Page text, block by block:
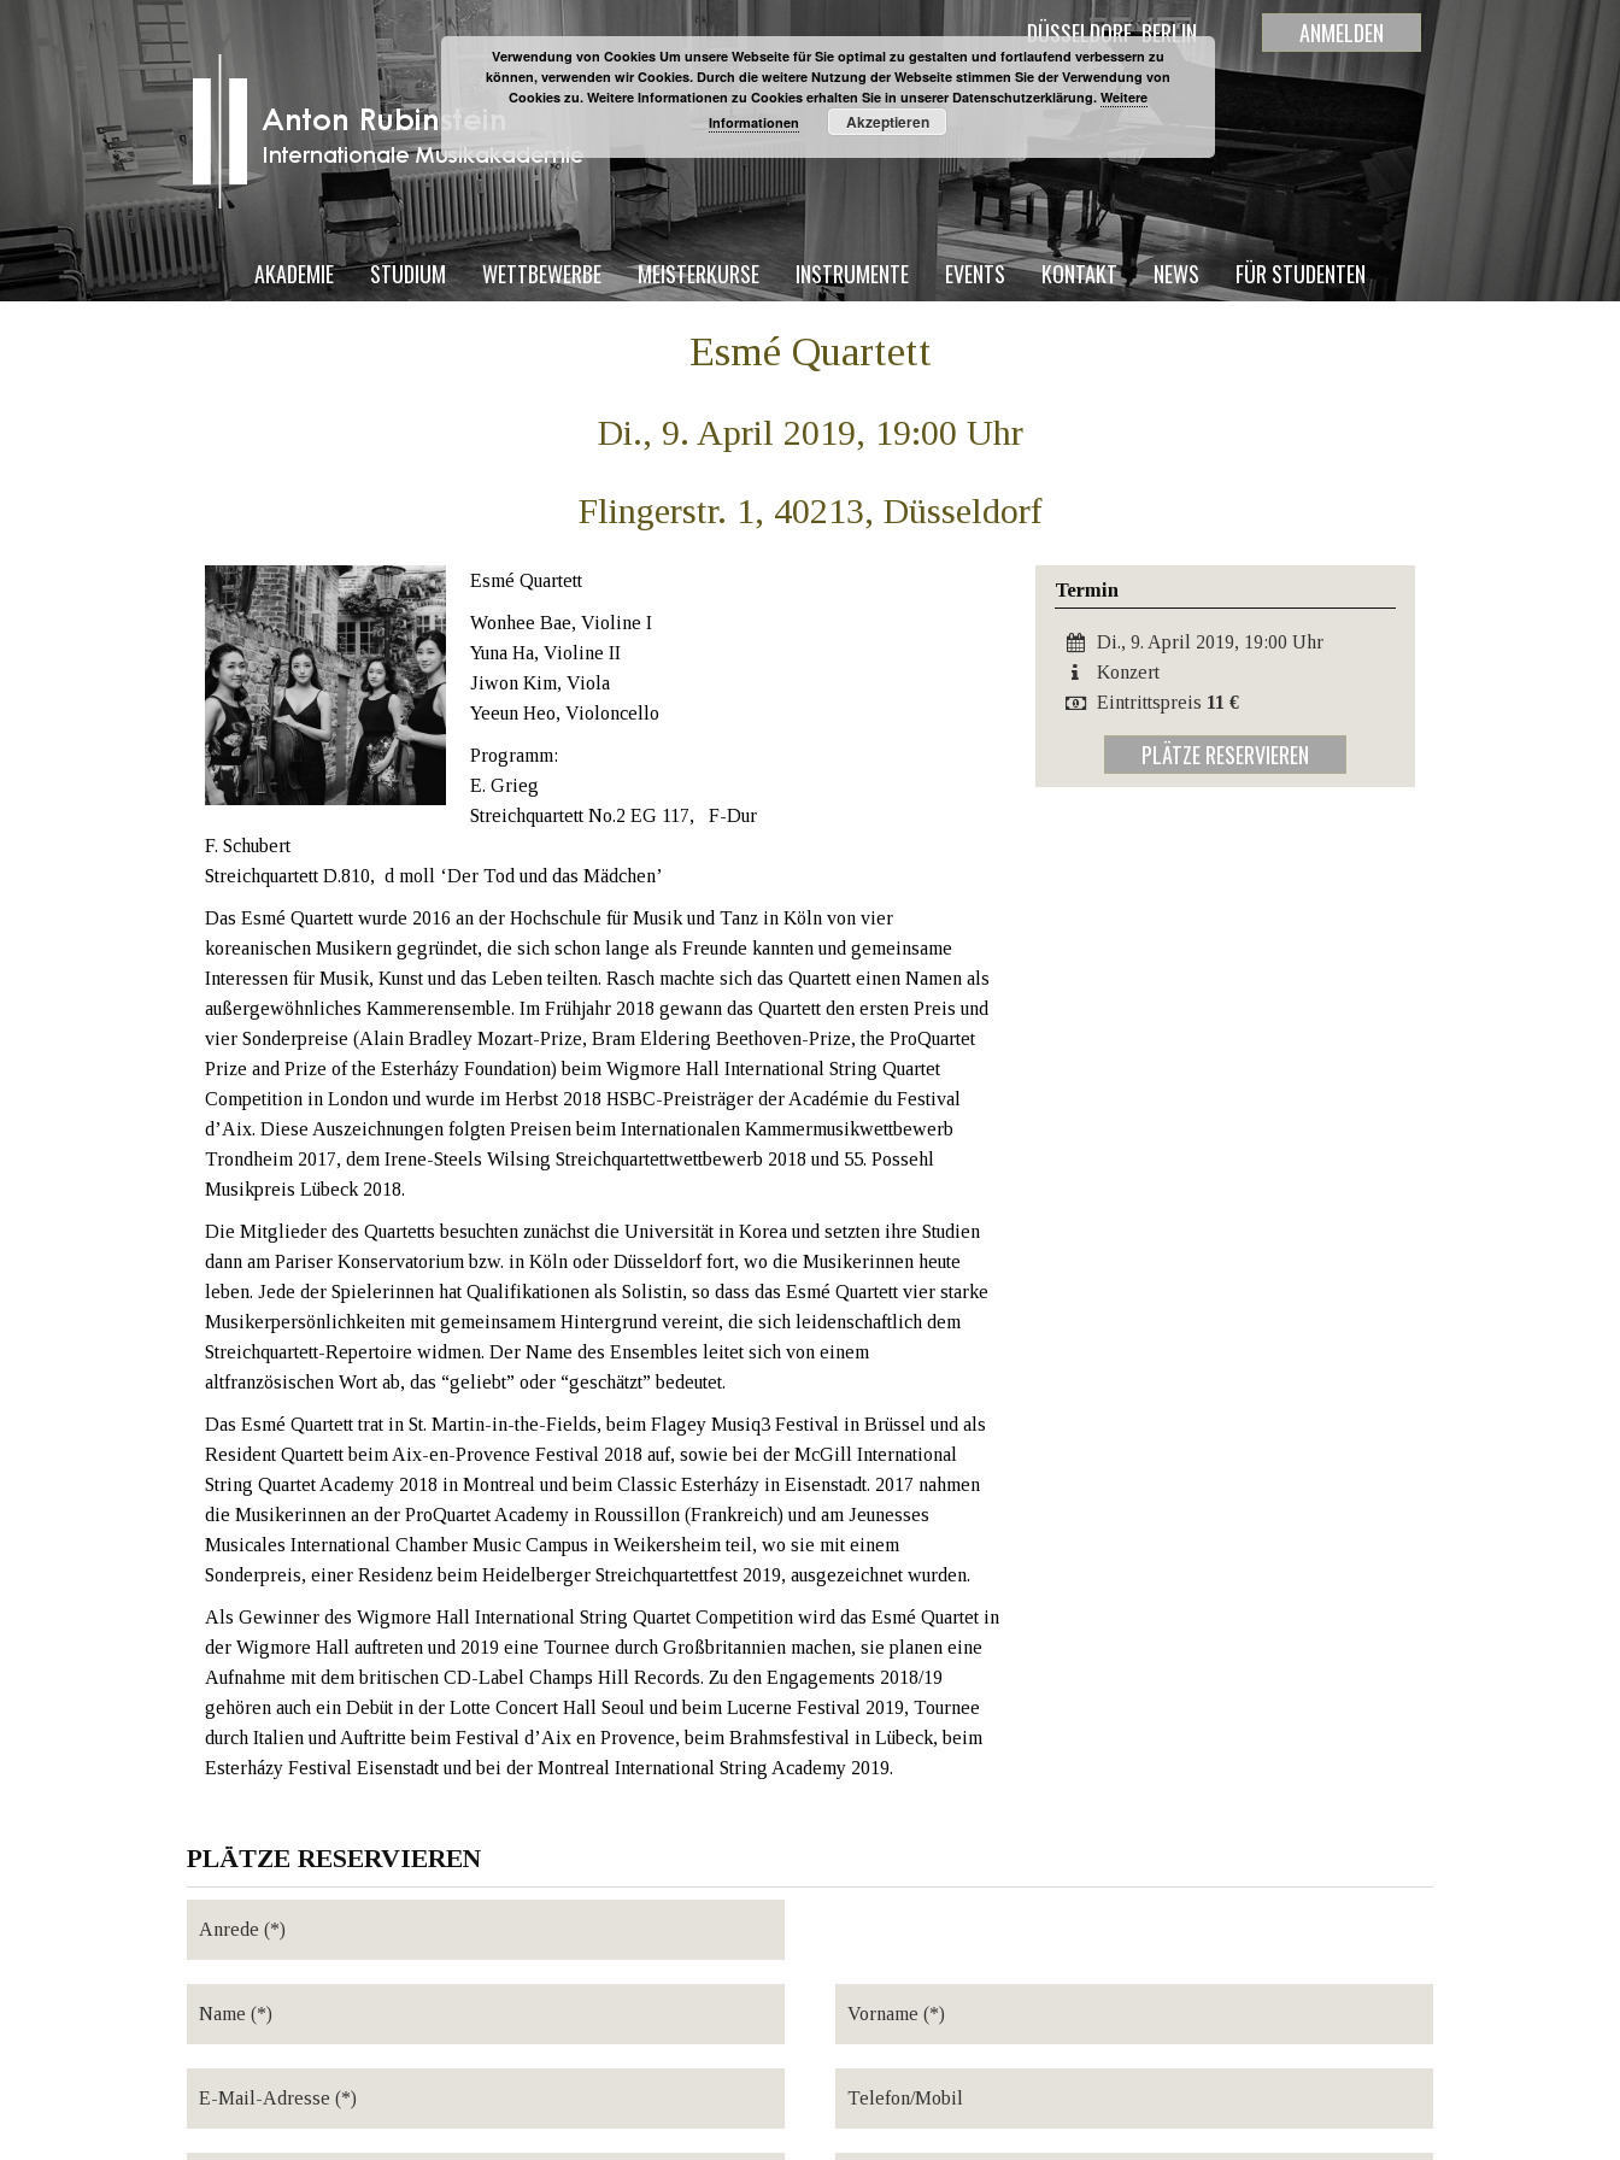
AKADEMIE STUDIUM WETTBEWERBE MEISTERKURSE INSTRUMENTE EVENTS KONTAKT NEWS FÜR STUDENTEN
DÜSSELDORF BERLIN ANMELDEN
Esmé Quartett
Di., 9. April 2019, 19:00 Uhr
Flingerstr. 1, 40213, Düsseldorf
Esmé Quartett
Wonhee Bae, Violine I
Yuna Ha, Violine II
Jiwon Kim, Viola
Yeeun Heo, Violoncello
Programm:
E. Grieg
Streichquartett No.2 EG 117, F-Dur
F. Schubert
Streichquartett D.810, d moll ‘Der Tod und das Mädchen’
Das Esmé Quartett wurde 2016 an der Hochschule für Musik und Tanz in Köln von vier
koreanischen Musikern gegründet, die sich schon lange als Freunde kannten und gemeinsame
Interessen für Musik, Kunst und das Leben teilten. Rasch machte sich das Quartett einen Namen als
außergewöhnliches Kammerensemble. Im Frühjahr 2018 gewann das Quartett den ersten Preis und
vier Sonderpreise (Alain Bradley Mozart-Prize, Bram Eldering Beethoven-Prize, the ProQuartet
Prize and Prize of the Esterházy Foundation) beim Wigmore Hall International String Quartet
Competition in London und wurde im Herbst 2018 HSBC-Preisträger der Académie du Festival
d’Aix. Diese Auszeichnungen folgten Preisen beim Internationalen Kammermusikwettbewerb
Trondheim 2017, dem Irene-Steels Wilsing Streichquartettwettbewerb 2018 und 55. Possehl
Musikpreis Lübeck 2018.
Die Mitglieder des Quartetts besuchten zunächst die Universität in Korea und setzten ihre Studien
dann am Pariser Konservatorium bzw. in Köln oder Düsseldorf fort, wo die Musikerinnen heute
leben. Jede der Spielerinnen hat Qualifikationen als Solistin, so dass das Esmé Quartett vier starke
Musikerpersönlichkeiten mit gemeinsamem Hintergrund vereint, die sich leidenschaftlich dem
Streichquartett-Repertoire widmen. Der Name des Ensembles leitet sich von einem
altfranzösischen Wort ab, das “geliebt” oder “geschätzt” bedeutet.
Das Esmé Quartett trat in St. Martin-in-the-Fields, beim Flagey Musiq3 Festival in Brüssel und als
Resident Quartett beim Aix-en-Provence Festival 2018 auf, sowie bei der McGill International
String Quartet Academy 2018 in Montreal und beim Classic Esterházy in Eisenstadt. 2017 nahmen
die Musikerinnen an der ProQuartet Academy in Roussillon (Frankreich) und am Jeunesses
Musicales International Chamber Music Campus in Weikersheim teil, wo sie mit einem
Sonderpreis, einer Residenz beim Heidelberger Streichquartettfest 2019, ausgezeichnet wurden.
Als Gewinner des Wigmore Hall International String Quartet Competition wird das Esmé Quartet in
der Wigmore Hall auftreten und 2019 eine Tournee durch Großbritannien machen, sie planen eine
Aufnahme mit dem britischen CD-Label Champs Hill Records. Zu den Engagements 2018/19
gehören auch ein Debüt in der Lotte Concert Hall Seoul und beim Lucerne Festival 2019, Tournee
durch Italien und Auftritte beim Festival d’Aix en Provence, beim Brahmsfestival in Lübeck, beim
Esterházy Festival Eisenstadt und bei der Montreal International String Academy 2019.
Termin
Di., 9. April 2019, 19:00 Uhr
Konzert
Eintrittspreis 11 €
PLÄTZE RESERVIEREN
PLÄTZE RESERVIEREN
Verwendung von Cookies Um unsere Webseite für Sie optimal zu gestalten und fortlaufend verbessern zu
können, verwenden wir Cookies. Durch die weitere Nutzung der Webseite stimmen Sie der Verwendung von
Cookies zu. Weitere Informationen zu Cookies erhalten Sie in unserer Datenschutzerklärung. Weitere
Informationen
Akzeptieren